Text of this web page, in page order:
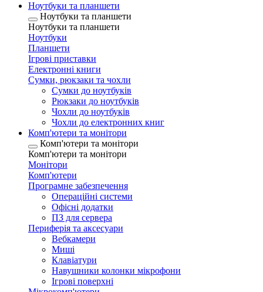
Ноутбуки та планшети
Ноутбуки та планшети
Ноутбуки та планшети
Ноутбуки
Планшети
Ігрові приставки
Електронні книги
Сумки, рюкзаки та чохли
Сумки до ноутбуків
Рюкзаки до ноутбуків
Чохли до ноутбуків
Чохли до електронних книг
Комп'ютери та монітори
Комп'ютери та монітори
Комп'ютери та монітори
Монітори
Комп'ютери
Програмне забезпечення
Операційні системи
Офісні додатки
ПЗ для сервера
Периферія та аксесуари
Вебкамери
Миші
Клавіатури
Навушники колонки мікрофони
Ігрові поверхні